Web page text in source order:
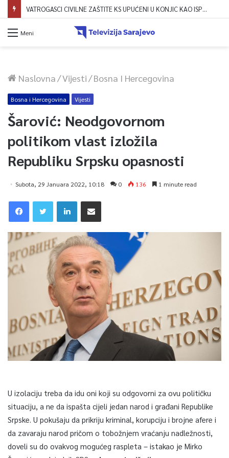
VATROGASCI CIVILNE ZAŠTITE KS UPUĆENI U KONJIC KAO ISPOMOĆ U GAŠENJU POŽARA
Meni
Naslovna/Vijesti/Bosna I Hercegovina
Bosna i Hercegovina Vijesti
Šarović: Neodgovornom
politikom vlast izložila
Republiku Srpsku opasnosti
Subota, 29 Januara 2022, 10:18 0 136 1 minute read
U izolaciju treba da idu oni koji su odgovorni za ovu političku
situaciju, a ne da ispašta cijeli jedan narod i građani Republike
Srpske. U pokušaju da prikriju kriminal, korupciju i brojne afere i
da zavaraju narod pričom o tobožnjem vraćanju nadležnosti,
doveli su do ovakvog mogućeg raspleta – istakao je Mirko